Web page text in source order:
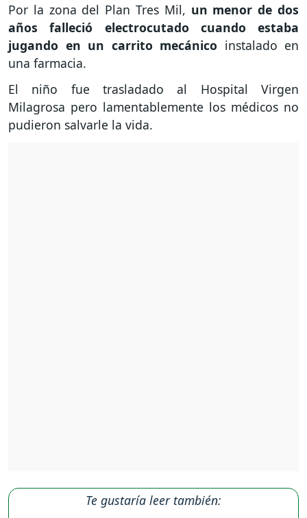
Por la zona del Plan Tres Mil, un menor de dos
años falleció electrocutado cuando estaba
jugando en un carrito mecánico instalado en
una farmacia.
El niño fue trasladado al Hospital Virgen
Milagrosa pero lamentablemente los médicos no
pudieron salvarle la vida.
Te gustaría leer también: